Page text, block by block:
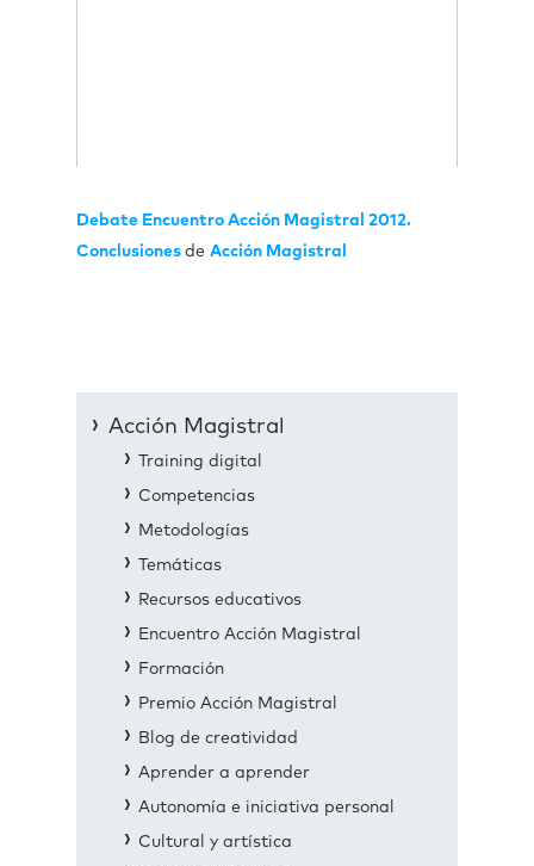
Debate Encuentro Acción Magistral 2012.
Conclusiones de Acción Magistral
Acción Magistral
Training digital
Competencias
Metodologías
Temáticas
Recursos educativos
Encuentro Acción Magistral
Formación
Premio Acción Magistral
Blog de creatividad
Aprender a aprender
Autonomía e iniciativa personal
Cultural y artística